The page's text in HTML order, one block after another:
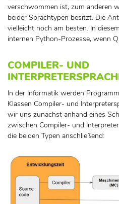
verschwommen ist, zum anderen
beider Sprachtypen besitzt. Die
vielleicht noch am besten. In
internen Python-Prozesse, wenn
COMPILER- UND
In der Informatik werden
Klassen Compiler- und
wir uns zunächst anhand eines
zwischen Compiler- und
die beiden Typen anschließend: